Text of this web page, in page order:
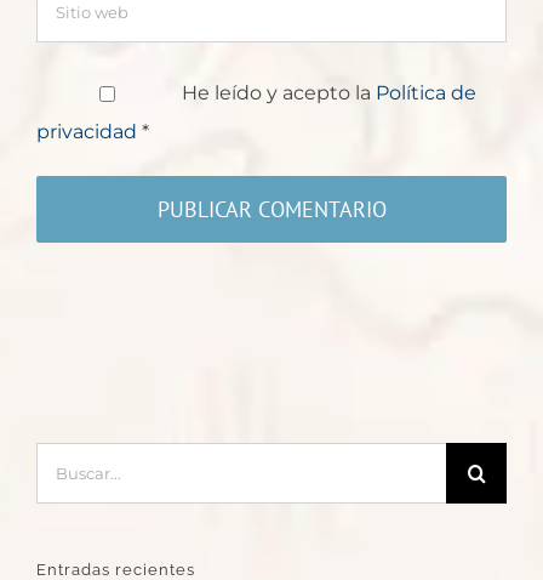
He leído y acepto la Política de
privacidad *
Entradas recientes